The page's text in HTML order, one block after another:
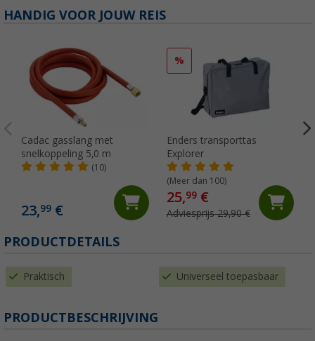
HANDIG VOOR JOUW REIS
Cadac gasslang met
snelkoppeling 5,0 m
(10)
23,99 €
%
Enders transporttas
Explorer
(Meer dan 100)
25,99€
Adviesprijs 29,90 €
PRODUCTDETAILS
Praktisch Universeel toepasbaar
PRODUCTBESCHRIJVING